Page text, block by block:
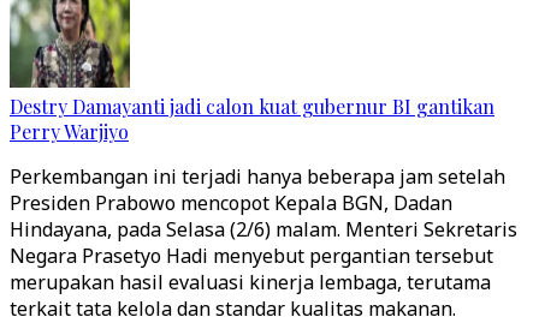
Destry Damayanti jadi calon kuat gubernur BI gantikan
Perry Warjiyo
Perkembangan ini terjadi hanya beberapa jam setelah
Presiden Prabowo mencopot Kepala BGN, Dadan
Hindayana, pada Selasa (2/6) malam. Menteri Sekretaris
Negara Prasetyo Hadi menyebut pergantian tersebut
merupakan hasil evaluasi kinerja lembaga, terutama
terkait tata kelola dan standar kualitas makanan.